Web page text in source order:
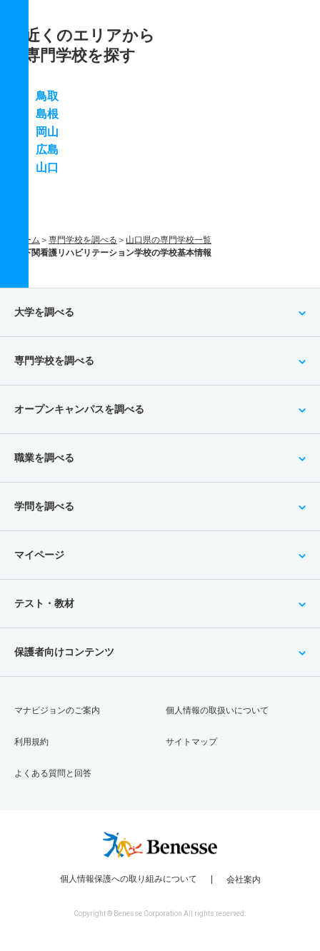
近くのエリアから
専門学校を探す
鳥取
島根
岡山
広島
山口
ホーム 専門学校を調べる
山口県の専門学校一覧
下関看護リハビリテーション学校の学校基本情報
大学を調べる
専門学校を調べる
オープンキャンパスを調べる
職業を調べる
学問を調べる
マイページ
テスト・教材
保護者向けコンテンツ
マナビジョンのご案内
利用規約
よくある質問と回答
個人情報の取扱いについて
サイトマップ
個人情報保護への取り組みについて 会社案内
Copyright © Benesse Corporation All rights reserved.